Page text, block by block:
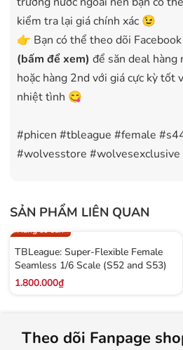
kiểm tra lại giá chính xác 😉
👉 Bạn có thể theo dõi
(bấm để xem) để săn deal
hoặc hàng 2nd với giá cực kỳ tốt
nhiệt tình 😋
#phicen #tbleague #female
#wolvesstore #wolvesexclusive
SẢN PHẨM LIÊN QUAN
Hàng có sẵn
TBLeague: Super-Flexible Female
Seamless 1/6 Scale (S52 and S53)
1.800.000₫
Theo dõi Fanpage